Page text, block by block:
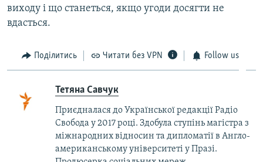
виходу і що станеться, якщо угоди досягти не
вдасться.
Поділитись Читати без VPN Follow us
Тетяна Савчук
Приєдналася до Української редакції Радіо
Свобода у 2017 році. Здобула ступінь магістра з
міжнародних відносин та дипломатії в Англо-
американському університеті у Празі.